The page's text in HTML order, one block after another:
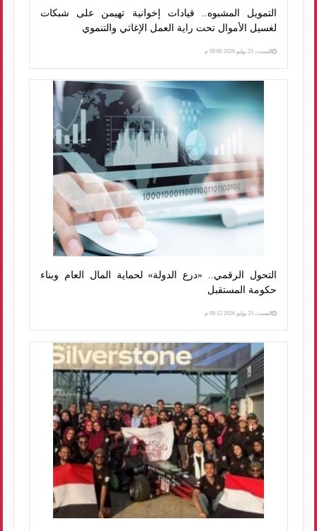
التمويل المشبوه.. قيادات إخوانية تهيمن على شبكات
لغسيل الأموال تحت راية العمل الإغاثي والتنموي
السبت، 25 يوليو 2026 09:00 م
التحول الرقمي.. «درع الدولة» لحماية المال العام وبناء
حكومة المستقبل
السبت، 25 يوليو 2026 08:12 م